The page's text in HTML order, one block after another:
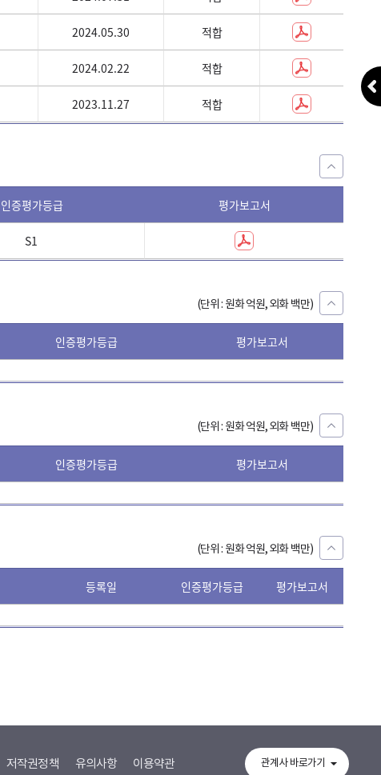
2024.05.30 적합
2024.02.22 적합 1,500
2023.11.27 적합
인증평가등급 평가보고서
S1
(단위 : 원화 억원, 외화 백만)
인증평가등급 평가보고서
(단위 : 원화 억원, 외화 백만)
인증평가등급 평가보고서
(단위 : 원화 억원, 외화 백만)
등록일 인증평가등급 평가보고서
저작권정책 유의사항 이용약관 관계사 바로가기